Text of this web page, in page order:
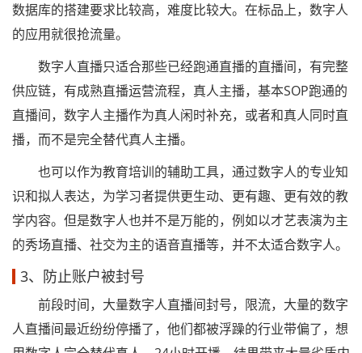
数据库的搭建要求比较高，难度比较大。在标品上，数字人
的应用就很抢流量。
数字人直播只适合那些已经跑通直播的直播间，有完整
供应链，有成熟直播运营流程，真人主播，基本SOP跑通的
直播间，数字人主播作为真人闲时补充，或者和真人同时直
播，而不是完全替代真人主播。
也可以作为教育培训的辅助工具，通过数字人的专业知
识和拟人表达，为学习者提供更生动、更有趣、更有效的教
学内容。但是数字人也并不是万能的，例如以才艺表演为主
的秀场直播、社交为主的语音直播等，并不太适合数字人。
3、防止账户被封号
前段时间，大量数字人直播间封号，限流，大量的数字
人直播间最近纷纷停播了，他们都被浮躁的行业带偏了，想